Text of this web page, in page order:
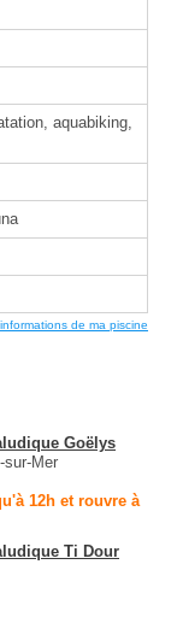
aquabiking,
de ma piscine
Goëlys
sur-Mer
12h et rouvre à
Ti Dour